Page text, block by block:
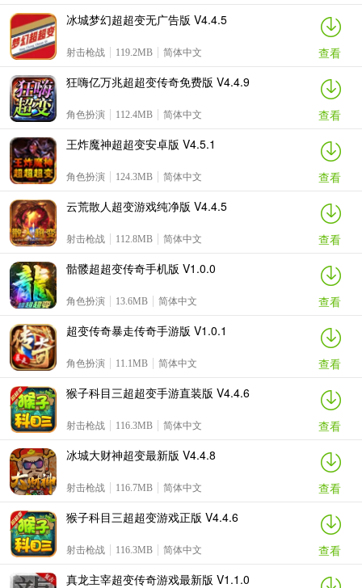
冰城梦幻超超变无广告版 V4.4.5
射击枪战 119.2MB 简体中文
查看
狂嗨亿万兆超超变传奇免费版 V4.4.9
角色扮演 112.4MB 简体中文
查看
王炸魔神超超变安卓版 V4.5.1
角色扮演 124.3MB 简体中文
查看
云荒散人超变游戏纯净版 V4.4.5
射击枪战 112.8MB 简体中文
查看
骷髅超超变传奇手机版 V1.0.0
角色扮演 13.6MB 简体中文
查看
超变传奇暴走传奇手游版 V1.0.1
角色扮演 11.1MB 简体中文
查看
猴子科目三超超变手游直装版 V4.4.6
射击枪战 116.3MB 简体中文
查看
冰城大财神超变最新版 V4.4.8
射击枪战 116.7MB 简体中文
查看
猴子科目三超超变游戏正版 V4.4.6
射击枪战 116.3MB 简体中文
查看
真龙主宰超变传奇游戏最新版 V1.1.0